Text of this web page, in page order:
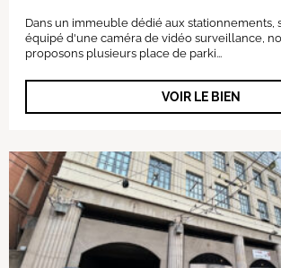
Dans un immeuble dédié aux stationnements,
équipé d'une caméra de vidéo surveillance,
proposons plusieurs place de parki...
VOIR LE BIEN